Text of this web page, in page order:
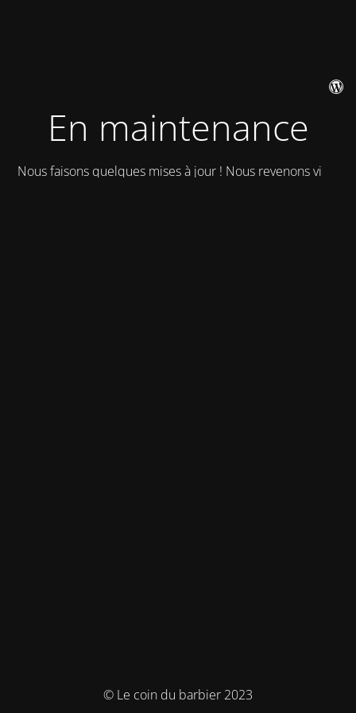
En maintenance
Nous faisons quelques mises à jour ! Nous revenons vite !
© Le coin du barbier 2023